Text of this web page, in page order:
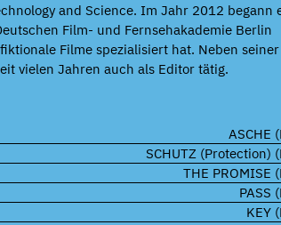
and Science. Im Jahr 2012 begann
Film- und Fernsehakademie Berlin
Filme spezialisiert hat. Neben seiner
vielen Jahren auch als Editor tätig.
ASCHE
SCHUTZ (Protection)
THE PROMISE
PASS
KEY